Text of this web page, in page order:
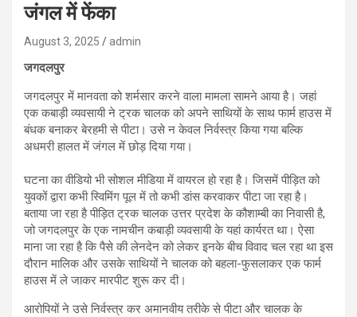
जंगल में फेंका
August 3, 2025 admin
जगदलपुर
जगदलपुर में मानवता को शर्मसार करने वाला मामला सामने आया है। जहां
एक कबाड़ी व्यवसायी ने ट्रक चालक को अपने साथियों के साथ फार्म हाउस में
बंधक बनाकर बेरहमी से पीटा। उसे न केवल निर्वस्त्र किया गया बल्कि
अधमरी हालत में जंगल में छोड़ दिया गया।
घटना का वीडियो भी सोशल मीडिया में वायरल हो रहा है। जिसमें पीड़ित को
युवकों द्वारा कभी स्विमिंग पूल में तो कभी डांस करवाकर पीटा जा रहा है।
बताया जा रहा है पीड़ित ट्रक चालक उत्तर प्रदेश के कौशाम्बी का निवासी है,
जो जगदलपुर के एक नामचीन कबाड़ी व्यवसायी के यहां कार्यरत था। ऐसा
माना जा रहा है कि पैसे की लेनदेन को लेकर इनके बीच विवाद चल रहा था इस
दौरान मालिक और उसके साथियों ने चालक को बहला-फुसलाकर एक फार्म
हाउस में ले जाकर मारपीट शुरू कर दी।
आरोपियों ने उसे निर्वस्त्र कर अमानवीय तरीके से पीटा और चालक के